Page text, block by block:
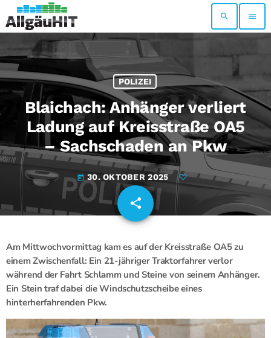
search menu
POLIZEI
Blaichach: Anhänger verliert
Ladung auf Kreisstraße OA5
– Sachschaden an Pkw
today 30. OKTOBER 2025
share
email
Am Mittwochvormittag kam es auf der Kreisstraße OA5 zu
einem Zwischenfall: Ein 21-jähriger Traktorfahrer verlor
während der Fahrt Schlamm und Steine von seinem Anhänger.
Ein Stein traf dabei die Windschutzscheibe eines
hinterherfahrenden Pkw.